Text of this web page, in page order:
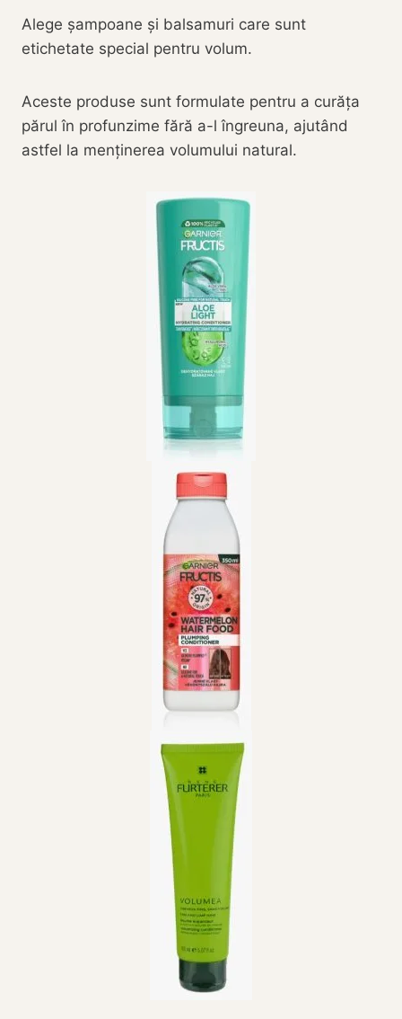
Alege șampoane și balsamuri care sunt
etichetate special pentru volum.
Aceste produse sunt formulate pentru a curăța
părul în profunzime fără a-l îngreuna, ajutând
astfel la menținerea volumului natural.